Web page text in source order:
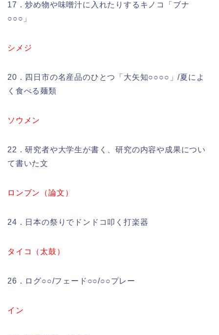
17．炒め物や味噌汁に入れたりするキノコ「ブナ
○○○」
シメジ
20．四日市の名産品のひとつ「大矢知○○○○」/夏によ
く食べる麺類
ソウメン
22．研究者や大学生が書く、研究の内容や成果につい
て書いた文
ロンブン（論文）
24．日本の祭りでドンドコ叩く打楽器
タイコ（太鼓）
26．ログ○○/フェード○○/○○プレー
イン